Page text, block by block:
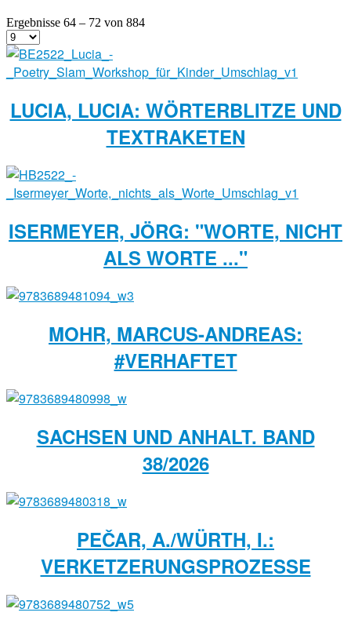
Ergebnisse 64 – 72 von 884
LUCIA, LUCIA: WÖRTERBLITZE UND
TEXTRAKETEN
ISERMEYER, JÖRG: "WORTE, NICHT
ALS WORTE ..."
MOHR, MARCUS-ANDREAS:
#VERHAFTET
SACHSEN UND ANHALT. BAND
38/2026
PEČAR, A./WÜRTH, I.:
VERKETZERUNGSPROZESSE